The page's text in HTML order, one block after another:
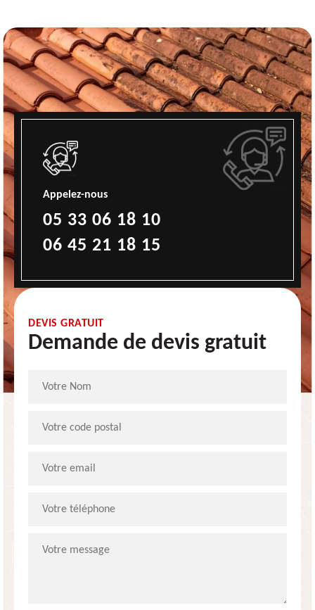
Appelez-nous
05 33 06 18 10
06 45 21 18 15
DEVIS GRATUIT
Demande de devis gratuit